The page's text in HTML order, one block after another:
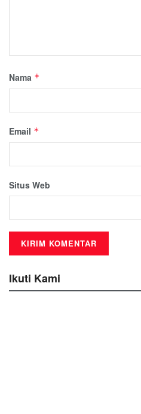
Nama *
Email *
Situs Web
Ikuti Kami